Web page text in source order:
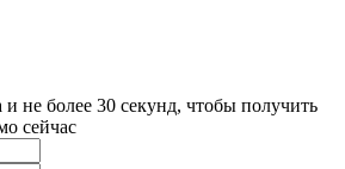
и не более 30 секунд, чтобы получить
сейчас